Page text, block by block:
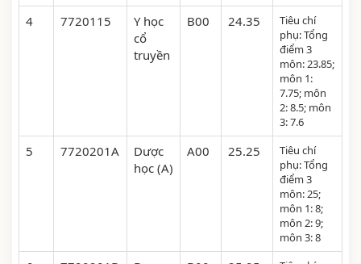
4 7720115
Y học
cổ
truyền
B00 24.35
Tiêu chí
phụ: Tổng
điểm 3
môn: 23.85;
môn 1:
7.75; môn
2: 8.5; môn
3: 7.6
5 7720201A
Dược
học (A)
A00 25.25
Tiêu chí
phụ: Tổng
điểm 3
môn: 25;
môn 1: 8;
môn 2: 9;
môn 3: 8